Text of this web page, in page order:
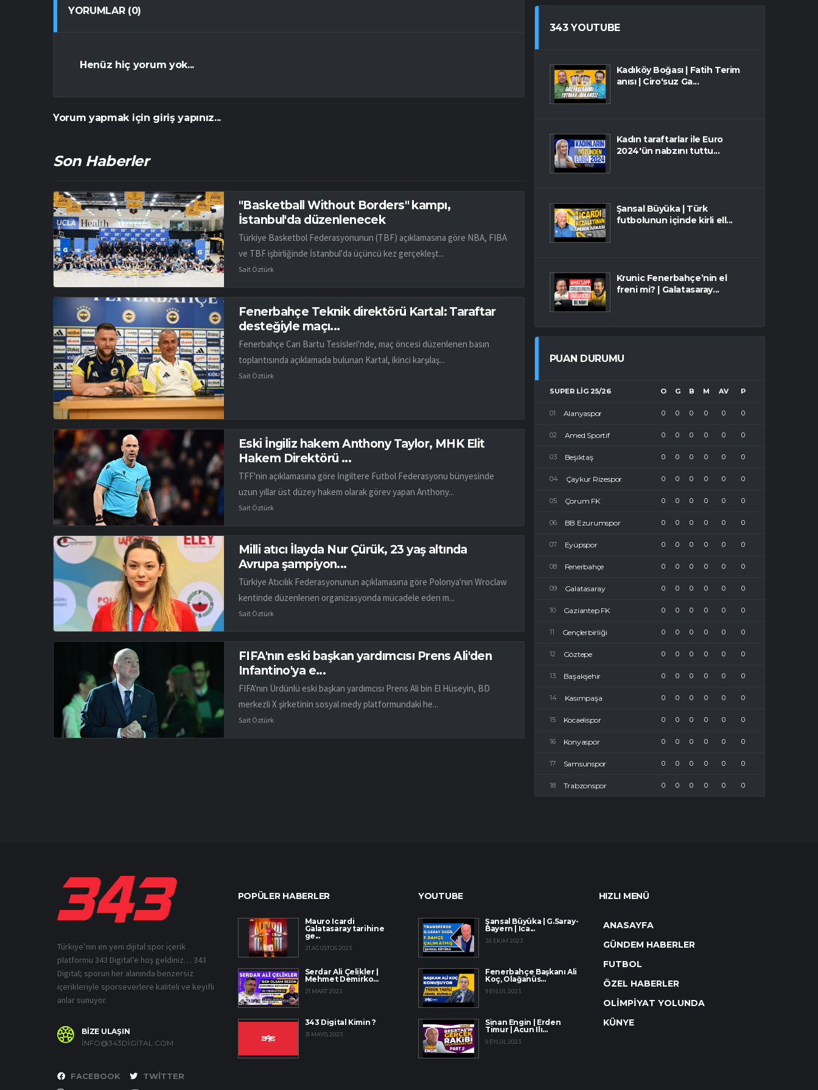
YORUMLAR (0)
Henüz hiç yorum yok...
Yorum yapmak için giriş yapınız...
Son Haberler
"Basketball Without Borders" kampı,
İstanbul'da düzenlenecek
Türkiye Basketbol Federasyonunun (TBF) açıklamasına göre NBA, FIBA
ve TBF işbirliğinde İstanbul'da üçüncü kez gerçekleşt...
Sait Öztürk
Fenerbahçe Teknik direktörü Kartal: Taraftar
desteğiyle maçı...
Fenerbahçe Can Bartu Tesisleri'nde, maç öncesi düzenlenen basın
toplantısında açıklamada bulunan Kartal, ikinci karşılaş...
Sait Öztürk
Eski İngiliz hakem Anthony Taylor, MHK Elit
Hakem Direktörü ...
TFF'nin açıklamasına göre İngiltere Futbol Federasyonu bünyesinde
uzun yıllar üst düzey hakem olarak görev yapan Anthony...
Sait Öztürk
Milli atıcı İlayda Nur Çürük, 23 yaş altında
Avrupa şampiyon...
Türkiye Atıcılık Federasyonunun açıklamasına göre Polonya'nın Wroclaw
kentinde düzenlenen organizasyonda mücadele eden m...
Sait Öztürk
FIFA'nın eski başkan yardımcısı Prens Ali'den
Infantino'ya e...
FIFA'nın Ürdünlü eski başkan yardımcısı Prens Ali bin El Hüseyin, BD
merkezli X şirketinin sosyal medy platformundaki he...
Sait Öztürk
343 YOUTUBE
Kadıköy Boğası | Fatih Terim
anısı | Ciro'suz Ga...
Kadın taraftarlar ile Euro
2024'ün nabzını tuttu...
Şansal Büyüka | Türk
futbolunun içinde kirli ell...
Krunic Fenerbahçe’nin el
freni mi? | Galatasaray...
PUAN DURUMU
SUPER LIG 25/26 O G B M AV P
Alanyaspor 0 0 0 0 0 0
Amed Sportif 0 0 0 0 0 0
Beşiktaş 0 0 0 0 0 0
Çaykur Rizespor 0 0 0 0 0 0
Çorum FK 0 0 0 0 0 0
BB Ezurumspor 0 0 0 0 0 0
Eyüpspor 0 0 0 0 0 0
Fenerbahçe 0 0 0 0 0 0
Galatasaray 0 0 0 0 0 0
Gaziantep FK 0 0 0 0 0 0
Gençlerbirliği 0 0 0 0 0 0
Göztepe 0 0 0 0 0 0
Başakşehir 0 0 0 0 0 0
Kasımpaşa 0 0 0 0 0 0
Kocaelispor 0 0 0 0 0 0
Konyaspor 0 0 0 0 0 0
Samsunspor 0 0 0 0 0 0
Trabzonspor 0 0 0 0 0 0
Türkiye’nin en yeni dijital spor içerik
platformu 343 Digital’e hoş geldiniz… 343
Digital; sporun her alanında benzersiz
içerikleriyle sporseverlere kaliteli ve keyifli
anlar sunuyor.
BİZE ULAŞIN
INFO@343DIGITAL.COM
FACEBOOK
TWITTER
POPÜLER HABERLER
Mauro Icardi
Galatasaray tarihine
ge...
21 AĞUSTOS 2023
Serdar Ali Çelikler |
Mehmet Demirko...
21 MART 2023
343 Digital Kimin ?
31 MAYIS 2023
YOUTUBE
Şansal Büyüka | G.Saray-
Bayern | Ica...
26 EKIM 2023
Fenerbahçe Başkanı Ali
Koç, Olağanüs...
9 EYLÜL 2023
Sinan Engin | Erden
Timur | Acun Ilı...
9 EYLÜL 2023
HIZLI MENÜ
ANASAYFA
GÜNDEM HABERLER
FUTBOL
ÖZEL HABERLER
OLİMPİYAT YOLUNDA
KÜNYE